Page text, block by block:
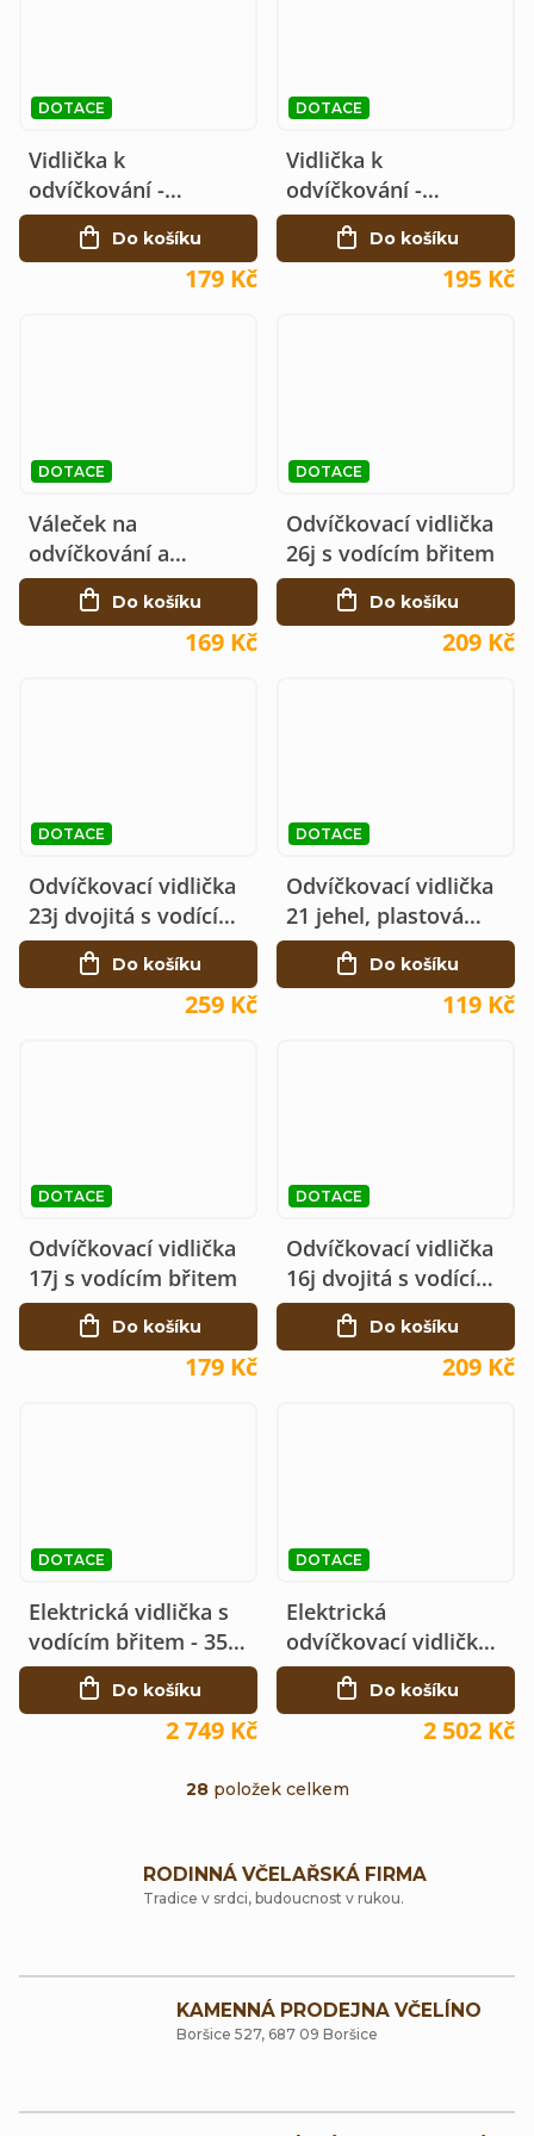
DOTACE
Vidlička k
odvíčkování -
plastové madlo - 21
179 Kč
Do košíku
DOTACE
Vidlička k
odvíčkování -
dřevěné madlo - 19
195 Kč
Do košíku
DOTACE
Váleček na
odvíčkování a
uvolňování medu -
169 Kč
Do košíku
DOTACE
Odvíčkovací vidlička
26j s vodícím břitem
209 Kč
Do košíku
DOTACE
Odvíčkovací vidlička
23j dvojitá s vodícím
břitem
259 Kč
Do košíku
DOTACE
Odvíčkovací vidlička
21 jehel, plastová
červená rukojeť
119 Kč
Do košíku
DOTACE
Odvíčkovací vidlička
17j s vodícím břitem
179 Kč
Do košíku
DOTACE
Odvíčkovací vidlička
16j dvojitá s vodícím
břitem
209 Kč
Do košíku
DOTACE
Elektrická vidlička s
vodícím břitem - 350
Watů
2 749 Kč
Do košíku
DOTACE
Elektrická
odvíčkovací vidlička -
65 Watů
2 502 Kč
Do košíku
l
a
c
p
28položek celkem
RODINNÁ VČELAŘSKÁ FIRMA
Tradice v srdci, budoucnost v rukou.
KAMENNÁ PRODEJNA VČELÍNO
Boršice 527, 687 09 Boršice